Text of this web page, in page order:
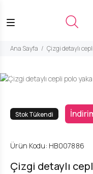
Ana Sayfa Çizgi detaylı
Stok Tükendi
Ürün Kodu: HB007886
Çizgi detaylı